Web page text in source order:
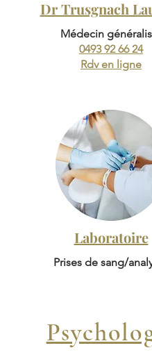
Dr Trusgnach
Médecin
0493 92 66 24
Rdv en ligne
Laboratoire
Prises de sang/